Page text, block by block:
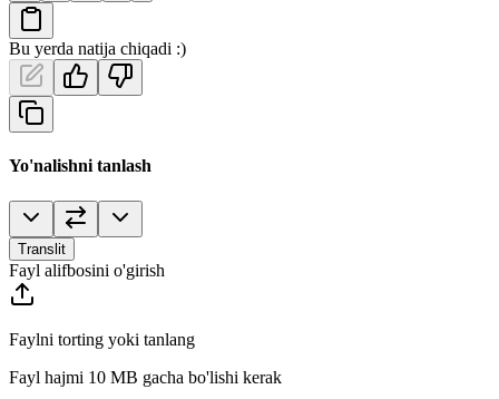
Bu yerda natija chiqadi :)
Yo'nalishni tanlash
Translit
Fayl alifbosini o'girish
Faylni torting yoki tanlang
Fayl hajmi 10 MB gacha bo'lishi kerak